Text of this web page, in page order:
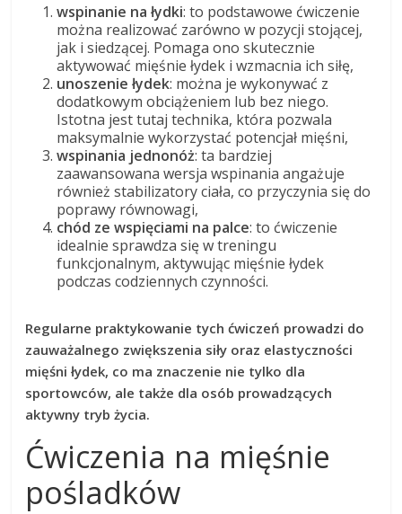
wspinanie na łydki: to podstawowe ćwiczenie
można realizować zarówno w pozycji stojącej,
jak i siedzącej. Pomaga ono skutecznie
aktywować mięśnie łydek i wzmacnia ich siłę,
unoszenie łydek: można je wykonywać z
dodatkowym obciążeniem lub bez niego.
Istotna jest tutaj technika, która pozwala
maksymalnie wykorzystać potencjał mięśni,
wspinania jednonóż: ta bardziej
zaawansowana wersja wspinania angażuje
również stabilizatory ciała, co przyczynia się do
poprawy równowagi,
chód ze wspięciami na palce: to ćwiczenie
idealnie sprawdza się w treningu
funkcjonalnym, aktywując mięśnie łydek
podczas codziennych czynności.
Regularne praktykowanie tych ćwiczeń prowadzi do
zauważalnego zwiększenia siły oraz elastyczności
mięśni łydek, co ma znaczenie nie tylko dla
sportowców, ale także dla osób prowadzących
aktywny tryb życia.
Ćwiczenia na mięśnie
pośladków